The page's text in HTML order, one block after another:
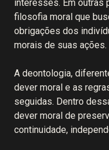
interesses. Em outras
filosofia moral que
obrigações dos
morais de suas ações.
A deontologia,
dever moral e as
seguidas. Dentro
dever moral de
continuidade,